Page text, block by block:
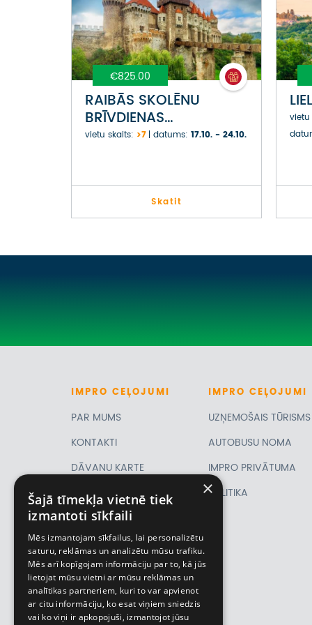
€825.00
RAIBĀS SKOLĒNU
BRĪVDIENAS
TRANSILVĀNIJĀ
vietu skaits: >7 datums: 17.10. - 24.10.
Skatit
vietu
IMPRO CEĻOJUMI
PAR MUMS
KONTAKTI
DĀVANU KARTE
PIRMSLĪGUMA
INFORMĀCIJA, KLIENTA
LĪGUMS,
CEĻOJUMU
APDROŠINĀŠANA
VĪZU ANKETAS
IMPRO CEĻOJUMI
UZŅEMOŠAIS TŪRISMS
AUTOBUSU NOMA
IMPRO PRIVĀTUMA
POLITIKA
×
Šajā tīmekļa vietnē tiek
izmantoti sīkfaili
Mēs izmantojam sīkfailus, lai personalizētu
saturu, reklāmas un analizētu mūsu trafiku.
Mēs arī kopīgojam informāciju par to, kā jūs
lietojat mūsu vietni ar mūsu reklāmas un
analītikas partneriem, kuri to var apvienot
ar citu informāciju, ko esat viņiem sniedzis
vai ko viņi ir apkopojuši, izmantojot jūsu